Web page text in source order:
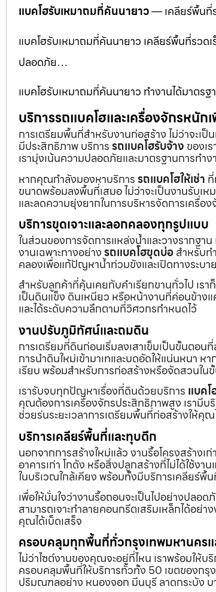
แบคโฮรับเหมาถมที่คันนายาว— เคลียร์พื้นที่
แบคโฮรับเหมาถมที่คันนายาว เคลียร์พื้นที่รวด
ปลอดภัย…
แบคโฮรับเหมาถมที่คันนายาว ทำงานได้มาตร
บริการรถแบคโฮและเครื่องจักรหนั
การเตรียมพื้นที่สำหรับงานก่อสร้าง ไม่ว่าจะเ
มีประสิทธิภาพ บริการรถแบคโฮรับจ้าง ของเ
เรามุ่งเน้นความปลอดภัยและมาตรฐานการทำ
หากคุณกำลังมองหาบริการรถแบคโฮให้เช่า
ขนาดพร้อมลงพื้นที่เสมอ ไม่ว่าจะเป็นงานรับเห
และลดความยุ่งยากในการบริหารจัดการเครื่อง
บริการขุดเจาะและลอกคลองทุกรูปแบบ
ในส่วนของการจัดการแหล่งน้ำและวางรากฐาน
งานเฉพาะทางอย่างรถแบคโฮขุดบ่อสำหรับท
คลองเพื่อแก้ปัญหาน้ำท่วมขังและเปิดทางระบ
สำหรับลูกค้าที่คุ้นเคยกับคำเรียกขานทั่วไป เรา
เป็นดินแข็ง ดินเหนียว หรือหน้างานที่ค่อนข้างแ
และได้ระดับความลึกตามที่วิศวกรกำหนดไว้
งานปรับภูมิทัศน์และถมดิน
การเตรียมที่ดินก่อนเริ่มลงเสาเข็มเป็นขั้นตอ
การนำดินใหม่เข้ามาเทและบดอัดให้แน่นหนา ห
เรียบ พร้อมสำหรับการก่อสร้างหรือจัดสวนใน
เรารับจบทุกปัญหาเรื่องที่ดินด้วยบริการ แบค
คุณต้องการเครื่องจักรประสิทธิภาพสูง เรามีบ
ช่วยร่นระยะเวลาการเตรียมพื้นที่ก่อสร้างให้คุ
บริการเคลียร์พื้นที่และทุบตึก
นอกจากการสร้างใหม่แล้ว งานรื้อโครงสร้างเ
อาคารเก่า โกดัง หรือสิ่งปลูกสร้างที่ไม่ได้ใช้งา
ในบริเวณใกล้เคียง พร้อมทั้งมีบริการเคลียร์พื้
เพื่อให้มั่นใจว่างานรื้อถอนจะเป็นไปอย่างปลอด
สามารถเจาะทำลายคอนกรีตเสริมเหล็กได้อย่
คุณได้เบ็ดเสร็จ
ครอบคลุมทุกพื้นที่ทั่วกรุงเทพมหานคร
ไม่ว่าไซต์งานของคุณจะอยู่ที่ไหน เราพร้อมให้
ครอบคลุมพื้นที่ให้บริการทั่วทั้ง 50 เขตของกรุ
ปริมณฑลอย่าง หนองจอก มีนบุรี ลาดกระบัง บ